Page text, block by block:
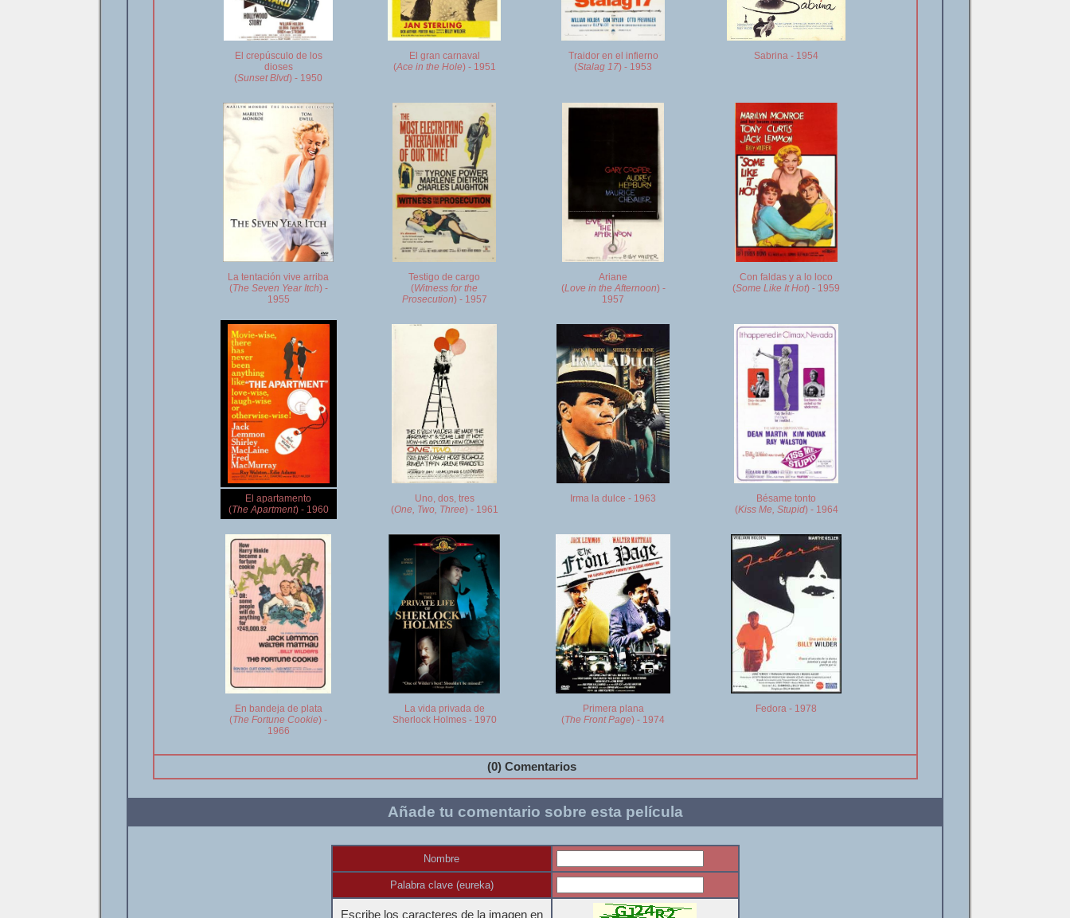
El crepúsculo de los
dioses
(Sunset Blvd) - 1950
El gran carnaval
(Ace in the Hole) - 1951
Traidor en el infierno
(Stalag 17) - 1953
Sabrina - 1954
La tentación vive arriba
(The Seven Year Itch) -
1955
Testigo de cargo
(Witness for the
Prosecution) - 1957
Ariane
(Love in the Afternoon) -
1957
Con faldas y a lo loco
(Some Like It Hot) - 1959
El apartamento
(The Apartment) - 1960
Uno, dos, tres
(One, Two, Three) - 1961
Irma la dulce - 1963
Bésame tonto
(Kiss Me, Stupid) - 1964
En bandeja de plata
(The Fortune Cookie) -
1966
La vida privada de
Sherlock Holmes - 1970
Primera plana
(The Front Page) - 1974
Fedora - 1978
(0) Comentarios
Añade tu comentario sobre esta película
Nombre
Palabra clave (eureka)
Escribe los caracteres de la imagen en